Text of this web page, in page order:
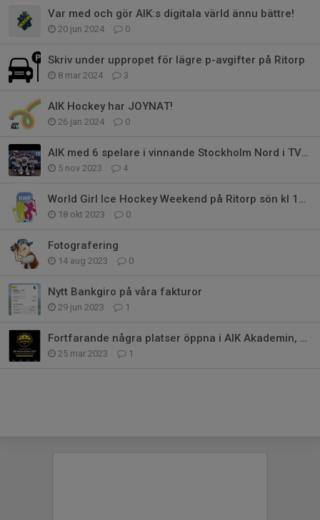
Var med och gör AIK:s digitala värld ännu bättre!
20 jun 2024 0
Skriv under uppropet för lägre p-avgifter på Ritorp
8 mar 2024 3
AIK Hockey har JOYNAT!
26 jan 2024 0
AIK med 6 spelare i vinnande Stockholm Nord i TV-pucken
5 nov 2023 4
World Girl Ice Hockey Weekend på Ritorp sön kl 16:10 hall 1
18 okt 2023 0
Fotografering
14 aug 2023 0
Nytt Bankgiro på våra fakturor
29 jun 2023 1
Fortfarande några platser öppna i AIK Akademin, grupp 1 & 3 och målvakt
25 mar 2023 1